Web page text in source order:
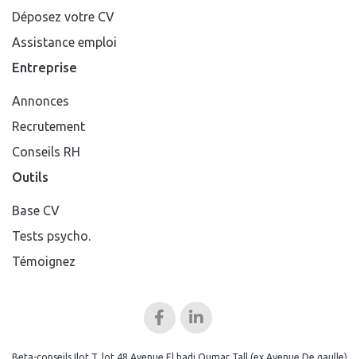
Déposez votre CV
Assistance emploi
Entreprise
Annonces
Recrutement
Conseils RH
Outils
Base CV
Tests psycho.
Témoignez
Beta-conseils Ilot T, lot 48 Avenue El hadj Oumar Tall (ex Avenue De gaulle)